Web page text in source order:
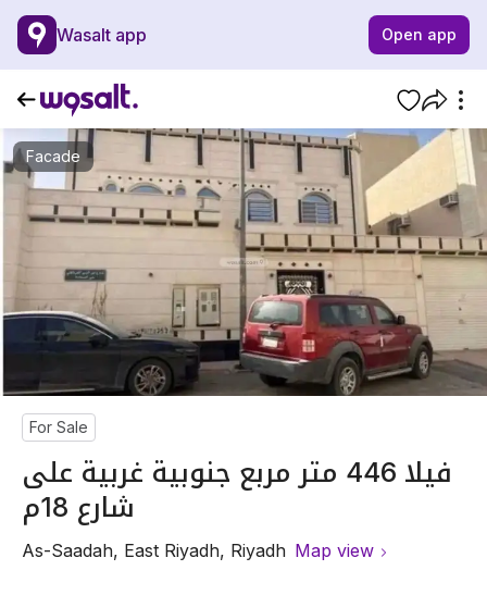
Wasalt app Open app
Facade
For Sale
فيلا 446 متر مربع جنوبية غربية على
شارع 18م
As-Saadah, East Riyadh, Riyadh Map view